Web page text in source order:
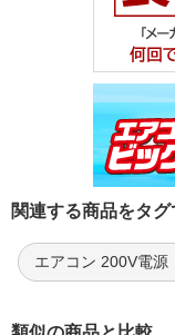
関連する商品をタ
エアコン 200V電源